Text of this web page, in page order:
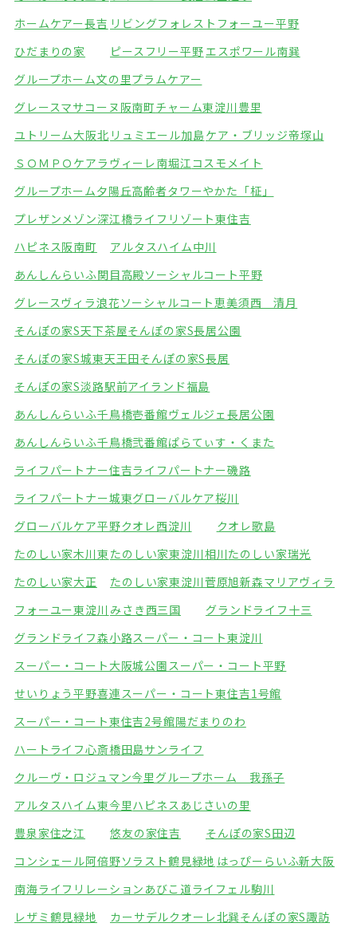
ホームケアー長吉 リビングフォレスト フォーユー平野
ひだまりの家
ピースフリー平野エスポワール南巽
グループホーム文の里プラムケアー
グレースマサコーヌ阪南町チャーム東淀川豊里
ユトリーム大阪北 リュミエール加島ケア・ブリッジ帝塚山
ＳＯＭＰＯケアラヴィーレ南堀江コスモメイト
グループホーム夕陽丘高齢者タワーやかた「柾」
プレザンメゾン深江橋ライフリゾート東住吉
ハピネス阪南町
アルタスハイム中川
あんしんらいふ関目高殿ソーシャルコート平野
グレースヴィラ浪花ソーシャルコート恵美須西 清月
そんぽの家S天下茶屋そんぽの家S長居公園
そんぽの家S城東天王田そんぽの家S長居
そんぽの家S淡路駅前アイランド福島
あんしんらいふ千鳥橋壱番館ヴェルジェ長居公園
あんしんらいふ千鳥橋弐番館ぱらてぃす・くまた
ライフパートナー住吉ライフパートナー磯路
ライフパートナー城東グローバルケア桜川
グローバルケア平野クオレ西淀川
クオレ歌島
たのしい家木川東 たのしい家東淀川相川たのしい家瑞光
たのしい家大正
たのしい家東淀川菅原旭新森マリアヴィラ
フォーユー東淀川 みさき西三国
グランドライフ十三
グランドライフ森小路スーパー・コート東淀川
スーパー・コート大阪城公園スーパー・コート平野
せいりょう平野喜連スーパー・コート東住吉1号館
スーパー・コート東住吉2号館陽だまりのわ
ハートライフ心斎橋田島サンライフ
クルーヴ・ロジュマン今里 グループホーム 我孫子
アルタスハイム東今里ハピネスあじさいの里
豊泉家住之江
悠友の家住吉
そんぽの家S田辺
コンシェール阿倍野ソラスト鶴見緑地 はっぴーらいふ新大阪
南海ライフリレーションあびこ道ライフェル駒川
レザミ鶴見緑地
カーサデルクオーレ北巽そんぽの家S諏訪